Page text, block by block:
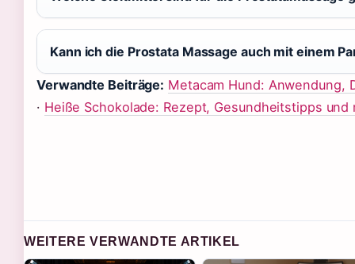
Kann ich die Prostata Massage auch mit einem
Verwandte Beiträge: Metacam Hund: Anwendung,
· Heiße Schokolade: Rezept, Gesundheitstipps und
WEITERE VERWANDTE ARTIKEL